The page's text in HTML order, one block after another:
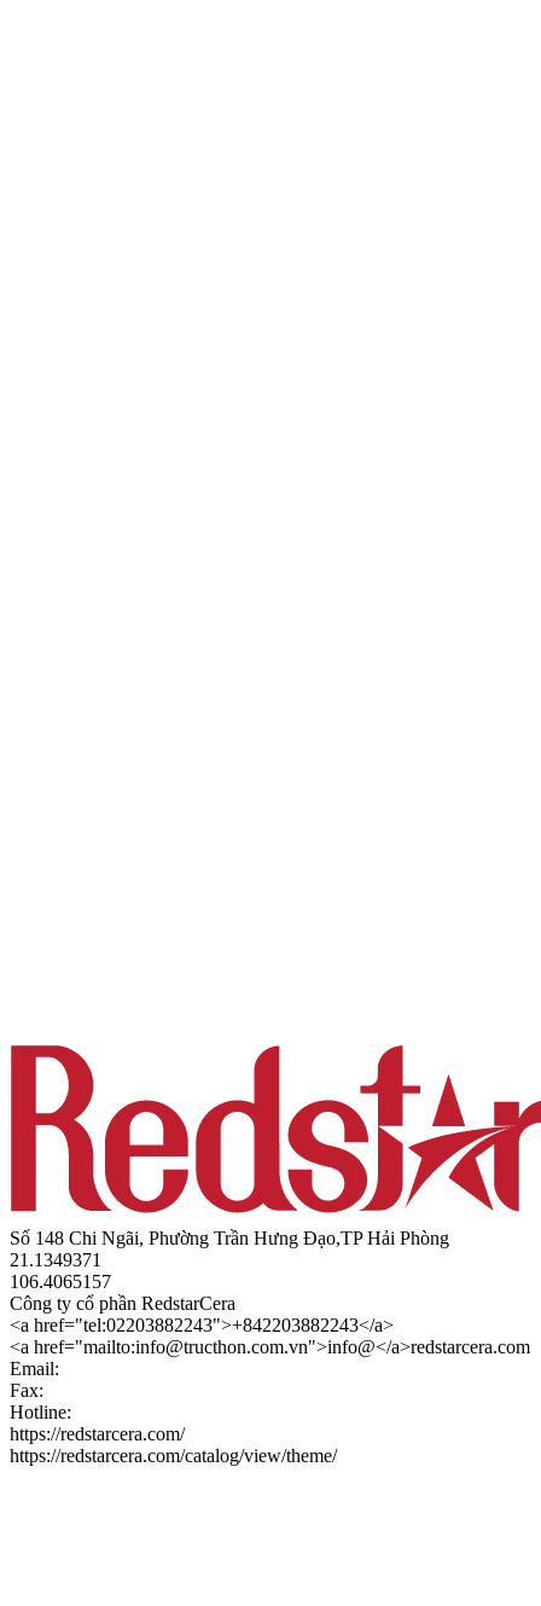
Số 148 Chi Ngãi, Phường Trần Hưng Đạo,TP Hải Phòng
21.1349371
106.4065157
Công ty cổ phần RedstarCera
<a href="tel:02203882243">+842203882243</a>
<a href="mailto:info@tructhon.com.vn">info@</a>redstarcera.com
Email:
Fax:
Hotline:
https://redstarcera.com/
https://redstarcera.com/catalog/view/theme/